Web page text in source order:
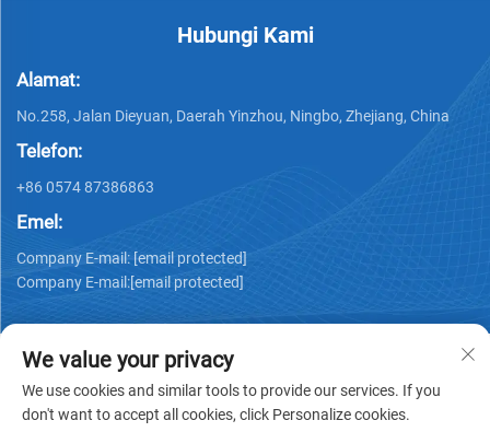
Hubungi Kami
Alamat:
No.258, Jalan Dieyuan, Daerah Yinzhou, Ningbo, Zhejiang, China
Telefon:
+86 0574 87386863
Emel:
Company E-mail:[email protected]
Company E-mail:[email protected]
We value your privacy
We use cookies and similar tools to provide our services. If you
don't want to accept all cookies, click Personalize cookies.